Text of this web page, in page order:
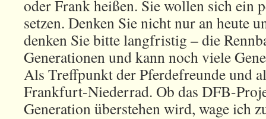
oder Frank heißen. Sie wollen sich ein
setzen. Denken Sie nicht nur an heute
denken Sie bitte langfristig – die
Generationen und kann noch viele
Als Treffpunkt der Pferdefreunde und
Frankfurt-Niederrad. Ob das DFB-
Generation überstehen wird, wage ich